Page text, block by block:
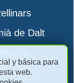
de Dalt
Pujalt
y básica para
web.